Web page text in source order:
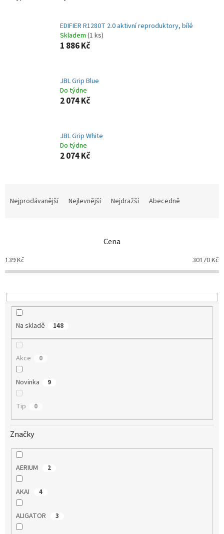
EDIFIER R1280T 2.0 aktivní reproduktory, bílé
Skladem (1 ks)
1 886 Kč
JBL Grip Blue
Do týdne
2 074 Kč
JBL Grip White
Do týdne
2 074 Kč
p
r
o
u
Nejprodávanější Nejlevnější Nejdražší Abecedně
Cena
139Kč 30170Kč
Na skladě 148
Akce 0
Novinka 9
Tip 0
Značky
AERIUM 2
AKAI 4
ALIGATOR 3